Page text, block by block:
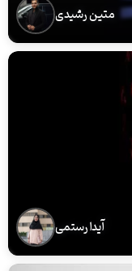
متین رشیدی
آیدا رستمی